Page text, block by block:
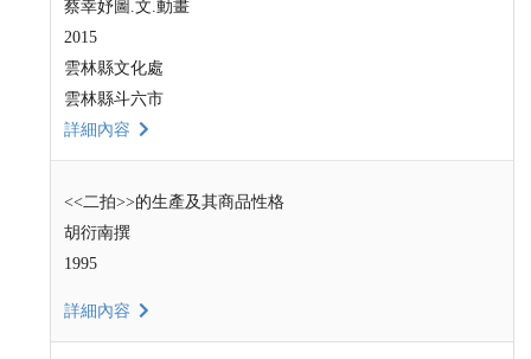
蔡幸妤圖.文.動畫
2015
雲林縣文化處
雲林縣斗六市
詳細內容
<<二拍>>的生產及其商品性格
胡衍南撰
1995
詳細內容